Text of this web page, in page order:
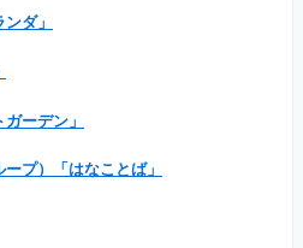
ダ」
ーデン」
プ）「はなことば」